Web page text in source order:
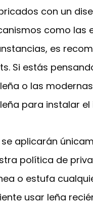
con un
como las
es
Si estás
o las
para instalar el
aplicarán
política de
o estufa
usar leña